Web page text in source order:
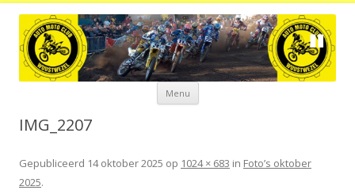
Menu Spring
de
IMG_2207
Gepubliceerd 14 oktober 2025 op 1024 × 683 in Foto’s oktober
2025.